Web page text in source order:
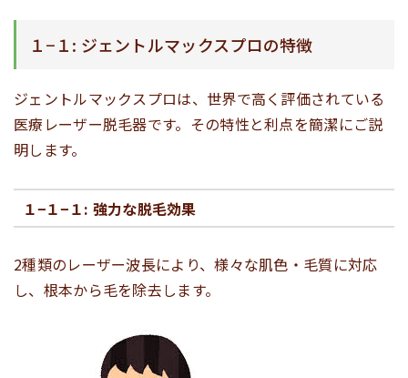
１−１: ジェントルマックスプロの特徴
ジェントルマックスプロは、世界で高く評価されている
医療レーザー脱毛器です。その特性と利点を簡潔にご説
明します。
１−１−１: 強力な脱毛効果
2種類のレーザー波長により、様々な肌色・毛質に対応
し、根本から毛を除去します。